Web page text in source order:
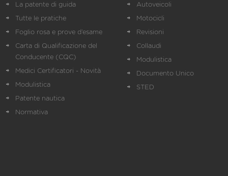
La patente di guida
Tutte le pratiche
Foglio rosa e prove d’esame
Carta di Qualificazione del
Conducente (CQC)
Medici Certificatori - Novità
Modulistica
Patente nautica
Normativa
Autoveicoli
Motocicli
Revisioni
Collaudi
Modulistica
Documento Unico
STED